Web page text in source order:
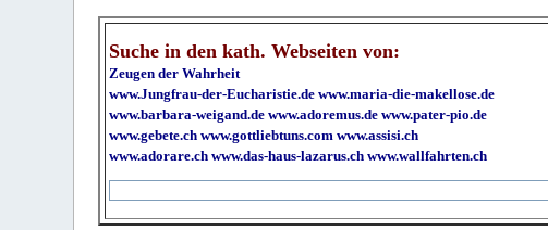
Suche in den kath. Webseiten von:
Zeugen der Wahrheit
www.Jungfrau-der-Eucharistie.de www.maria-die-makellose.de
www.barbara-weigand.de www.adoremus.de www.pater-pio.de
www.gebete.ch www.gottliebtuns.com www.assisi.ch
www.adorare.ch www.das-haus-lazarus.ch www.wallfahrten.ch